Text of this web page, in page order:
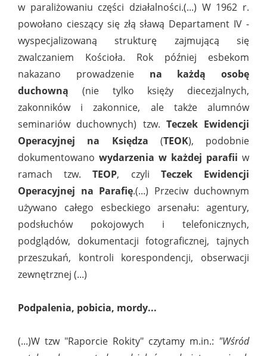
w paraliżowaniu części działalności.(...) W 1962 r.
powołano cieszący się złą sławą Departament IV -
wyspecjalizowaną strukturę zajmującą się
zwalczaniem Kościoła. Rok później esbekom
nakazano prowadzeniena każdą osobę
duchowną (nie tylko księży diecezjalnych,
zakonników i zakonnice, ale także alumnów
seminariów duchownych) tzw. Teczek Ewidencji
Operacyjnej na Księdza (TEOK), podobnie
dokumentowano wydarzenia w każdej parafii w
ramach tzw.TEOP, czyli Teczek Ewidencji
Operacyjnej na Parafię.(...) Przeciw duchownym
używano całego esbeckiego arsenału: agentury,
podsłuchów pokojowych i telefonicznych,
podglądów, dokumentacji fotograficznej, tajnych
przeszukań, kontroli korespondencji, obserwacji
zewnętrznej (...)
Podpalenia, pobicia, mordy...
(...)W tzw "Raporcie Rokity" czytamy m.in.: "Wśród